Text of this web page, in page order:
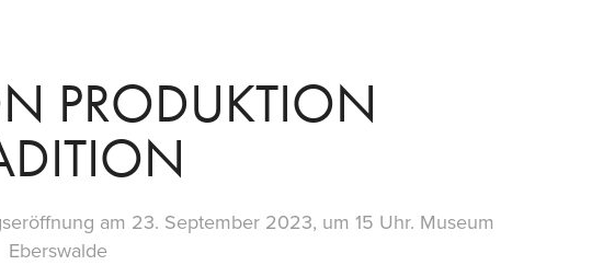
PRODUKTION
am 23. September 2023, um 15 Uhr. Museum
Eberswalde